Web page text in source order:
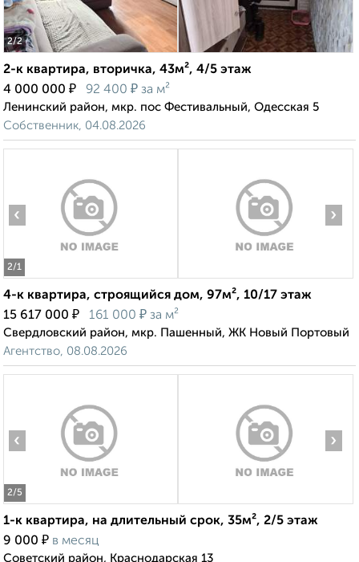
2/2
2-к квартира, вторичка, 43м², 4/5 этаж
4 000 000 ₽ 92 400 ₽ за м²
Ленинский район, мкр. пос Фестивальный, Одесская 5
Собственник, 04.08.2026
2/1
‹ ›
4-к квартира, строящийся дом, 97м², 10/17 этаж
15 617 000 ₽ 161 000 ₽ за м²
Свердловский район, мкр. Пашенный, ЖК Новый Портовый
Агентство, 08.08.2026
2/5
‹ ›
1-к квартира, на длительный срок, 35м², 2/5 этаж
9 000 ₽ в месяц
Советский район, Краснодарская 13